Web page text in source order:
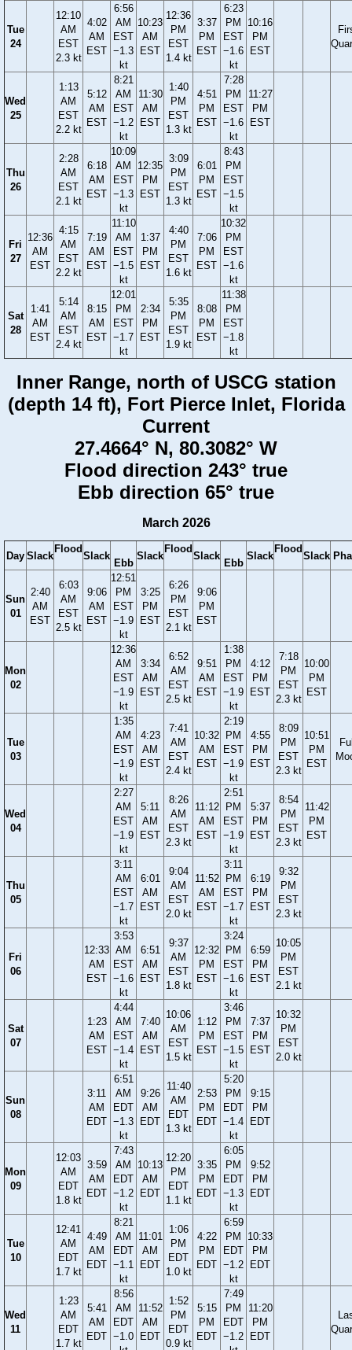
Tue
24
12:10
AM
EST
2.3 kt
4:02
AM
EST
6:56
AM
EST
−1.3
kt
10:23
AM
EST
12:36
PM
EST
1.4 kt
3:37
PM
EST
6:23
PM
EST
−1.6
kt
10:16
PM
EST
Wed
25
1:13
AM
EST
2.2 kt
5:12
AM
EST
8:21
AM
EST
−1.2
kt
11:30
AM
EST
1:40
PM
EST
1.3 kt
4:51
PM
EST
7:28
PM
EST
−1.6
kt
11:27
PM
EST
Thu
26
2:28
AM
EST
2.1 kt
6:18
AM
EST
10:09
AM
EST
−1.3
kt
12:35
PM
EST
3:09
PM
EST
1.3 kt
6:01
PM
EST
8:43
PM
EST
−1.5
kt
Fri
27
12:36
AM
EST
4:15
AM
EST
2.2 kt
7:19
AM
EST
11:10
AM
EST
−1.5
kt
1:37
PM
EST
4:40
PM
EST
1.6 kt
7:06
PM
EST
10:32
PM
EST
−1.6
kt
Sat
28
1:41
AM
EST
5:14
AM
EST
2.4 kt
8:15
AM
EST
12:01
PM
EST
−1.7
kt
2:34
PM
EST
5:35
PM
EST
1.9 kt
8:08
PM
EST
11:38
PM
EST
−1.8
kt
Inner Range, north of USCG station
(depth 14 ft), Fort Pierce Inlet, Florida
Current
27.4664° N, 80.3082° W
Flood direction 243° true
Ebb direction 65° true
March 2026
Day Slack
Flood
Slack
Ebb
Slack
Flood
Slack
Ebb
Slack
Flood
Slack
Sun
01
2:40
AM
EST
6:03
AM
EST
2.5 kt
9:06
AM
EST
12:51
PM
EST
−1.9
kt
3:25
PM
EST
6:26
PM
EST
2.1 kt
9:06
PM
EST
Mon
02
12:36
AM
EST
−1.9
kt
3:34
AM
EST
6:52
AM
EST
2.5 kt
9:51
AM
EST
1:38
PM
EST
−1.9
kt
4:12
PM
EST
7:18
PM
EST
2.3 kt
10:00
PM
EST
Tue
03
1:35
AM
EST
−1.9
kt
4:23
AM
EST
7:41
AM
EST
2.4 kt
10:32
AM
EST
2:19
PM
EST
−1.9
kt
4:55
PM
EST
8:09
PM
EST
2.3 kt
10:51
PM
EST
Wed
04
2:27
AM
EST
−1.9
kt
5:11
AM
EST
8:26
AM
EST
2.3 kt
11:12
AM
EST
2:51
PM
EST
−1.9
kt
5:37
PM
EST
8:54
PM
EST
2.3 kt
11:42
PM
EST
Thu
05
3:11
AM
EST
−1.7
kt
6:01
AM
EST
9:04
AM
EST
2.0 kt
11:52
AM
EST
3:11
PM
EST
−1.7
kt
6:19
PM
EST
9:32
PM
EST
2.3 kt
Fri
06
12:33
AM
EST
3:53
AM
EST
−1.6
kt
6:51
AM
EST
9:37
AM
EST
1.8 kt
12:32
PM
EST
3:24
PM
EST
−1.6
kt
6:59
PM
EST
10:05
PM
EST
2.1 kt
Sat
07
1:23
AM
EST
4:44
AM
EST
−1.4
kt
7:40
AM
EST
10:06
AM
EST
1.5 kt
1:12
PM
EST
3:46
PM
EST
−1.5
kt
7:37
PM
EST
10:32
PM
EST
2.0 kt
Sun
08
3:11
AM
EDT
6:51
AM
EDT
−1.3
kt
9:26
AM
EDT
11:40
AM
EDT
1.3 kt
2:53
PM
EDT
5:20
PM
EDT
−1.4
kt
9:15
PM
EDT
Mon
09
12:03
AM
EDT
1.8 kt
3:59
AM
EDT
7:43
AM
EDT
−1.2
kt
10:13
AM
EDT
12:20
PM
EDT
1.1 kt
3:35
PM
EDT
6:05
PM
EDT
−1.3
kt
9:52
PM
EDT
Tue
10
12:41
AM
EDT
1.7 kt
4:49
AM
EDT
8:21
AM
EDT
−1.1
kt
11:01
AM
EDT
1:06
PM
EDT
1.0 kt
4:22
PM
EDT
6:59
PM
EDT
−1.2
kt
10:33
PM
EDT
Wed
11
1:23
AM
EDT
1.7 kt
5:41
AM
EDT
8:56
AM
EDT
−1.0
11:52
AM
EDT
1:52
PM
EDT
0.9 kt
5:15
PM
EDT
7:49
PM
EDT
−1.2
11:20
PM
EDT